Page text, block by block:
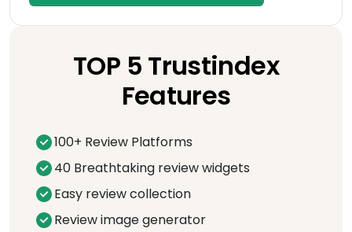
TOP 5 Trustindex
Features
100+ Review Platforms
40 Breathtaking review widgets
Easy review collection
Review image generator